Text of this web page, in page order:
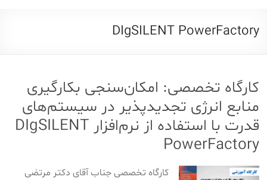
DIgSILENT PowerFactory
کارگاه تخصصی: امکان‌سنجی بکارگیری
منابع انرژی تجدیدپذیر در سیستم‌های
قدرت با استفاده از نرم‌افزار DIgSILENT
PowerFactory
کارگاه تخصصی جناب آقای دکتر مرتضی